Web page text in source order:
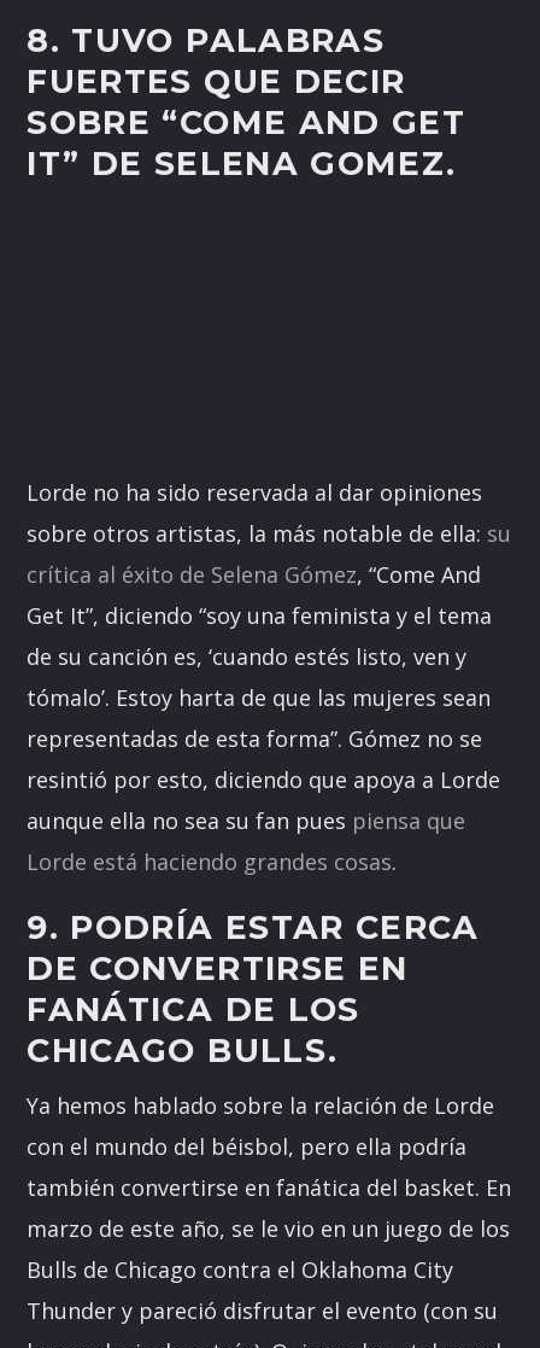
8. TUVO PALABRAS
FUERTES QUE DECIR
SOBRE “COME AND GET
IT” DE SELENA GOMEZ.
Lorde no ha sido reservada al dar opiniones
sobre otros artistas, la más notable de ella: su
crítica al éxito de Selena Gómez, “Come And
Get It”, diciendo “soy una feminista y el tema
de su canción es, ‘cuando estés listo, ven y
tómalo’. Estoy harta de que las mujeres sean
representadas de esta forma”. Gómez no se
resintió por esto, diciendo que apoya a Lorde
aunque ella no sea su fan pues piensa que
Lorde está haciendo grandes cosas.
9. PODRÍA ESTAR CERCA
DE CONVERTIRSE EN
FANÁTICA DE LOS
CHICAGO BULLS.
Ya hemos hablado sobre la relación de Lorde
con el mundo del béisbol, pero ella podría
también convertirse en fanática del basket. En
marzo de este año, se le vio en un juego de los
Bulls de Chicago contra el Oklahoma City
Thunder y pareció disfrutar el evento (con su